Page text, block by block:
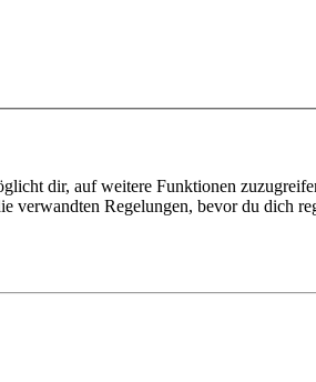
dir, auf weitere Funktionen
verwandten Regelungen, bevor du dich